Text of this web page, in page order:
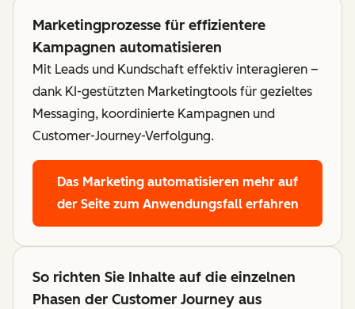
Marketingprozesse für effizientere
Kampagnen automatisieren
Mit Leads und Kundschaft effektiv interagieren –
dank KI-gestützten Marketingtools für gezieltes
Messaging, koordinierte Kampagnen und
Customer-Journey-Verfolgung.
Das Marketing automatisieren mehr auf
der Seite zum Anwendungsfall erfahren
So richten Sie Inhalte auf die einzelnen
Phasen der Customer Journey aus